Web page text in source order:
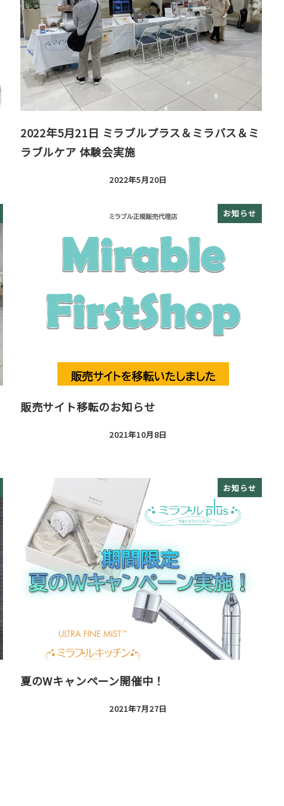
2022年5月21日 ミラブルプラス＆ミラバス＆ミ
ラブルケア 体験会実施
投稿日
2022年5月20日
お知らせ
販売サイト移転のお知らせ
投稿日
2021年10月8日
お知らせ
夏のWキャンペーン開催中！
投稿日
2021年7月27日